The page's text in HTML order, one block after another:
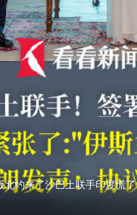
北约来了沙巴土联手印度慌了